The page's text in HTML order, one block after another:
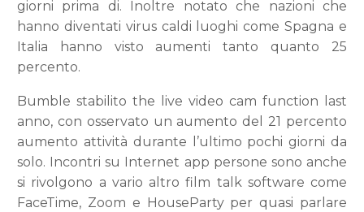
giorni prima di. Inoltre notato che nazioni che
hanno diventati virus caldi luoghi come Spagna e
Italia hanno visto aumenti tanto quanto 25
percento.
Bumble stabilito the live video cam function last
anno, con osservato un aumento del 21 percento
aumento attività durante l’ultimo pochi giorni da
solo. Incontri su Internet app persone sono anche
si rivolgono a vario altro film talk software come
FaceTime, Zoom e HouseParty per quasi parlare